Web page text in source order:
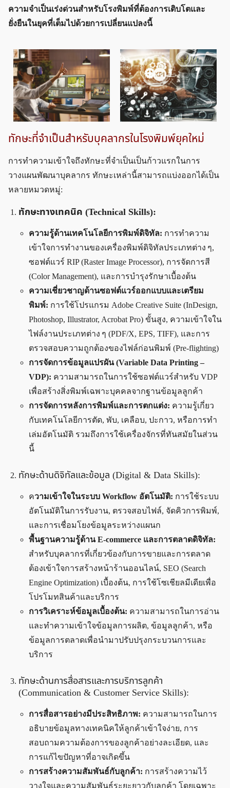
ความจำเป็นเร่งด่วนสำหรับโรงพิมพ์ที่ต้องการเติบโตและ
ยั่งยืนในยุคที่เต็มไปด้วยการเปลี่ยนแปลงนี้
ทักษะที่จำเป็นสำหรับบุคลากรในโรงพิมพ์ยุคใหม่
การทำความเข้าใจถึงทักษะที่จำเป็นเป็นก้าวแรกในการ
วางแผนพัฒนาบุคลากร ทักษะเหล่านี้สามารถแบ่งออกได้เป็น
หลายหมวดหมู่:
ทักษะทางเทคนิค (Technical Skills):
ความรู้ด้านเทคโนโลยีการพิมพ์ดิจิทัล: การทำความ
เข้าใจการทำงานของเครื่องพิมพ์ดิจิทัลประเภทต่าง ๆ,
ซอฟต์แวร์ RIP (Raster Image Processor), การจัดการสี
(Color Management), และการบำรุงรักษาเบื้องต้น
ความเชี่ยวชาญด้านซอฟต์แวร์ออกแบบและเตรียม
พิมพ์: การใช้โปรแกรม Adobe Creative Suite (InDesign,
Photoshop, Illustrator, Acrobat Pro) ขั้นสูง, ความเข้าใจใน
ไฟล์งานประเภทต่าง ๆ (PDF/X, EPS, TIFF), และการ
ตรวจสอบความถูกต้องของไฟล์ก่อนพิมพ์ (Pre-flighting)
การจัดการข้อมูลแปรผัน (Variable Data Printing –
VDP): ความสามารถในการใช้ซอฟต์แวร์สำหรับ VDP
เพื่อสร้างสิ่งพิมพ์เฉพาะบุคคลจากฐานข้อมูลลูกค้า
การจัดการหลังการพิมพ์และการตกแต่ง: ความรู้เกี่ยว
กับเทคโนโลยีการตัด, พับ, เคลือบ, ปะกาว, หรือการทำ
เล่มอัตโนมัติ รวมถึงการใช้เครื่องจักรที่ทันสมัยในส่วน
นี้
ทักษะด้านดิจิทัลและข้อมูล (Digital & Data Skills):
ความเข้าใจในระบบ Workflow อัตโนมัติ: การใช้ระบบ
อัตโนมัติในการรับงาน, ตรวจสอบไฟล์, จัดคิวการพิมพ์,
และการเชื่อมโยงข้อมูลระหว่างแผนก
พื้นฐานความรู้ด้าน E-commerce และการตลาดดิจิทัล:
สำหรับบุคลากรที่เกี่ยวข้องกับการขายและการตลาด
ต้องเข้าใจการสร้างหน้าร้านออนไลน์, SEO (Search
Engine Optimization) เบื้องต้น, การใช้โซเชียลมีเดียเพื่อ
โปรโมทสินค้าและบริการ
การวิเคราะห์ข้อมูลเบื้องต้น: ความสามารถในการอ่าน
และทำความเข้าใจข้อมูลการผลิต, ข้อมูลลูกค้า, หรือ
ข้อมูลการตลาดเพื่อนำมาปรับปรุงกระบวนการและ
บริการ
ทักษะด้านการสื่อสารและการบริการลูกค้า
(Communication & Customer Service Skills):
การสื่อสารอย่างมีประสิทธิภาพ: ความสามารถในการ
อธิบายข้อมูลทางเทคนิคให้ลูกค้าเข้าใจง่าย, การ
สอบถามความต้องการของลูกค้าอย่างละเอียด, และ
การแก้ไขปัญหาที่อาจเกิดขึ้น
การสร้างความสัมพันธ์กับลูกค้า: การสร้างความไว้
วางใจและความสัมพันธ์ระยะยาวกับลูกค้า โดยเฉพาะ